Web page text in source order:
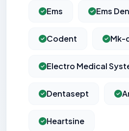
Ems Ems
Codent Mk-
Electro Medical
Dentasept
Heartsine